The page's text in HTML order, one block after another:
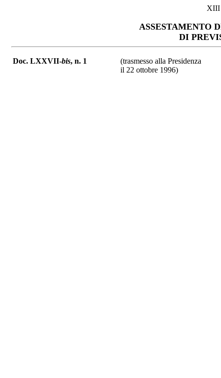
XIII
ASSESTAMENTO
DI
Doc. LXXVII-bis, n. 1
(trasmesso alla Presidenza
il 22 ottobre 1996)